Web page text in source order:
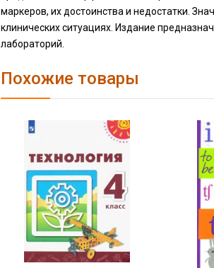
маркеров, их достоинства и недостатки.
клинических ситуациях. Издание
лабораторий.
Похожие товары